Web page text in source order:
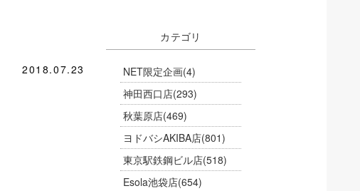
2018.07.23
カテゴリ
NET限定企画(4)
神田西口店(293)
秋葉原店(469)
ヨドバシAKIBA店(801)
東京駅鉄鋼ビル店(518)
Esola池袋店(654)